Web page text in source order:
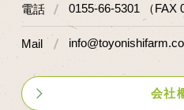
電話 0155-66-5301 （FAX
Mail
会社